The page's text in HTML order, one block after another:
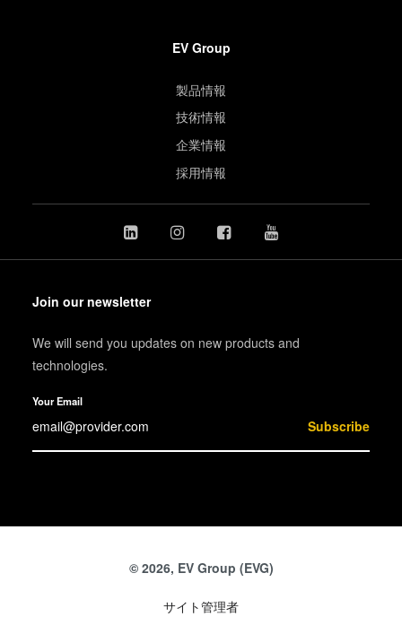
EV Group
製品情報
技術情報
企業情報
採用情報
Join our newsletter
We will send you updates on new products and
technologies.
Your Email
Subscribe
© 2026, EV Group (EVG)
サイト管理者